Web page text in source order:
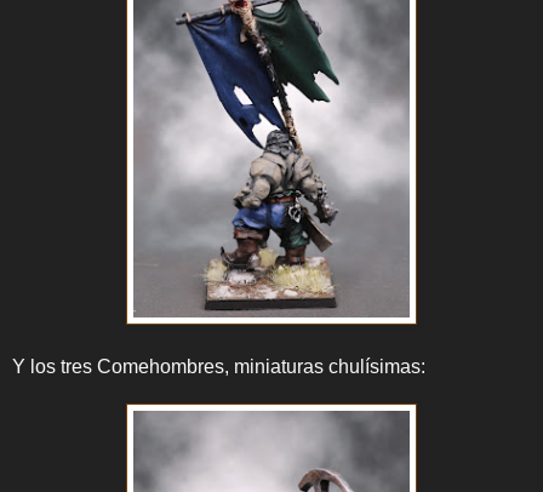
Y los tres Comehombres, miniaturas chulísimas: